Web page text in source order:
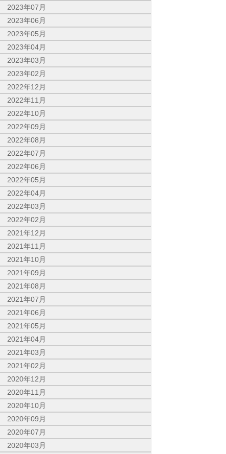
2023年07月
2023年06月
2023年05月
2023年04月
2023年03月
2023年02月
2022年12月
2022年11月
2022年10月
2022年09月
2022年08月
2022年07月
2022年06月
2022年05月
2022年04月
2022年03月
2022年02月
2021年12月
2021年11月
2021年10月
2021年09月
2021年08月
2021年07月
2021年06月
2021年05月
2021年04月
2021年03月
2021年02月
2020年12月
2020年11月
2020年10月
2020年09月
2020年07月
2020年03月